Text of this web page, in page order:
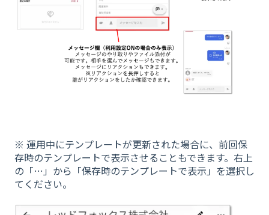
※ 運用中にテンプレートが更新された場合に、前回保
存時のテンプレートで表示させることもできます。右上
の「…」から「保存時のテンプレートで表示」を選択し
てください。